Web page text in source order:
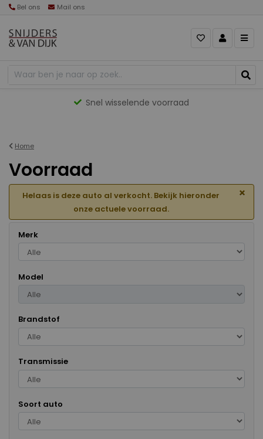
Bel ons Mail ons
Gevarieerd aanbod
Home
Voorraad
Helaas is deze auto al verkocht. Bekijk hieronder
onze actuele voorraad.
×
Merk
Model
Brandstof
Transmissie
Soort auto